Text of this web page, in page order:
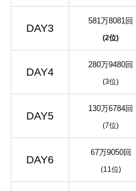
DAY3
581万8081回
(2位)
DAY4
280万9480回
(3位)
DAY5
130万6784回
(7位)
DAY6
67万9050回
(11位)